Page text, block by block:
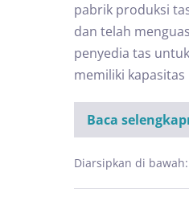
pabrik produksi
dan telah
penyedia tas
memiliki
Baca
Diarsipkan di bawah: